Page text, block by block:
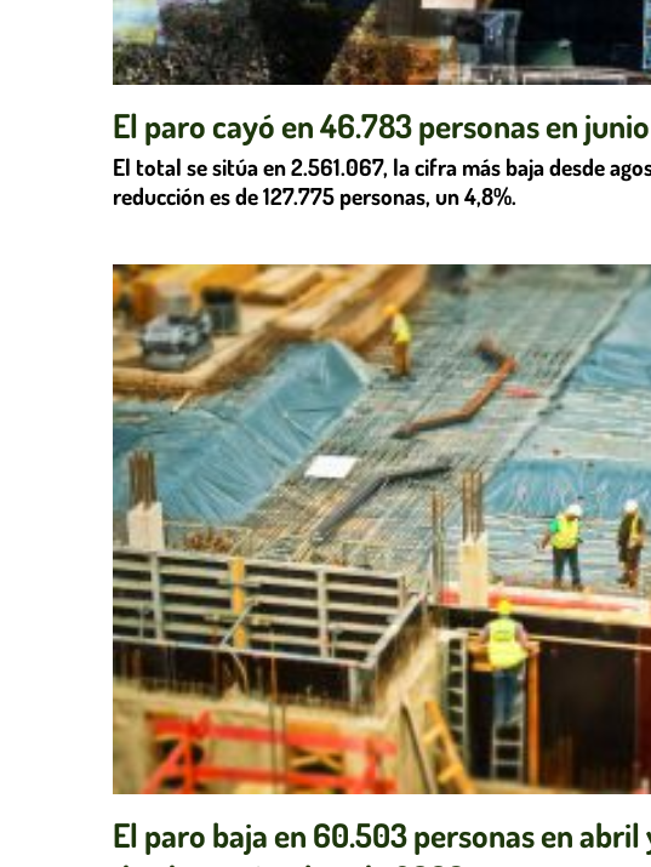
El paro cayó en 46.783 personas en
El total se sitúa en 2.561.067, la cifra más baja desde
reducción es de 127.775 personas, un 4,8%.
El paro baja en 60.503 personas en